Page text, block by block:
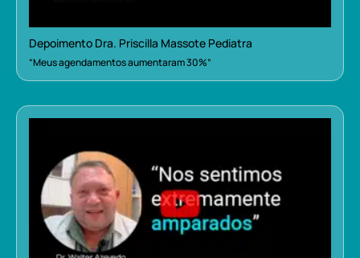
Depoimento Dra. Priscilla Massote Pediatra
“Meus agendamentos aumentaram 30%”